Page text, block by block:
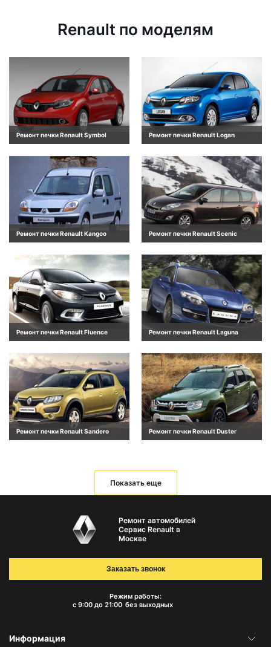
Renault по моделям
Ремонт печки Renault Symbol Ремонт печки Renault Logan
Ремонт печки Renault Kangoo Ремонт печки Renault Scenic
Ремонт печки Renault Fluence Ремонт печки Renault Laguna
Ремонт печки Renault Sandero Ремонт печки Renault Duster
Показать еще
Ремонт автомобилей
Сервис Renault в
Москве
Режим работы:
с 9:00 до 21:00 без выходных
Заказать звонок
Информация